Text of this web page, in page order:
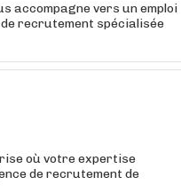
accompagne vers un emploi
recrutement spécialisée
où votre expertise
de recrutement de